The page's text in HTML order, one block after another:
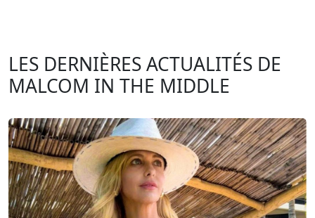
LES DERNIÈRES ACTUALITÉS DE
MALCOM IN THE MIDDLE